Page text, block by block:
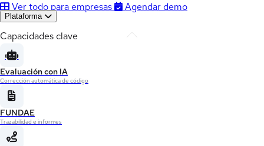
Ver todo para empresas
Agendar demo
Plataforma
Capacidades clave
Evaluación con IA
Corrección automática de código
FUNDAE
Trazabilidad e informes